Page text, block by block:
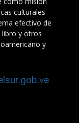
culturales
efectivo de
libro y otros
y